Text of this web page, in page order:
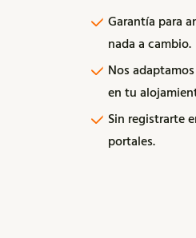
Garantía para
nada a cambio.
Nos
en tu
Sin registrarte
portales.